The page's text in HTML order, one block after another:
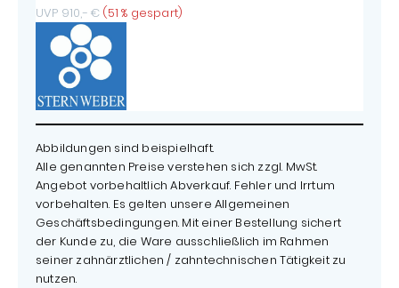
UVP 910,- € (51 % gespart)
Abbildungen sind beispielhaft.
Alle genannten Preise verstehen sich zzgl. MwSt.
Angebot vorbehaltlich Abverkauf. Fehler und Irrtum
vorbehalten. Es gelten unsere Allgemeinen
Geschäftsbedingungen. Mit einer Bestellung sichert
der Kunde zu, die Ware ausschließlich im Rahmen
seiner zahnärztlichen / zahntechnischen Tätigkeit zu
nutzen.